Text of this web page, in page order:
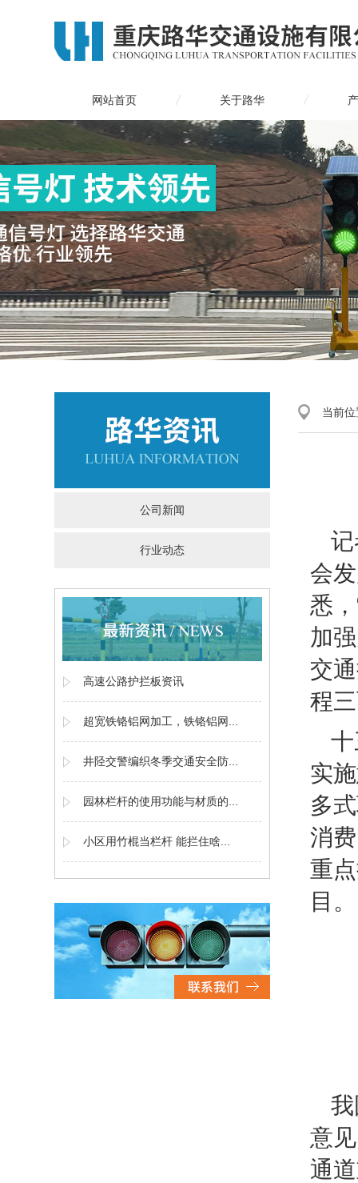
网站首页 关于路华
公司新闻
行业动态
高速公路护拦板资讯
超宽铁铬铝网加工，铁铬铝网...
井陉交警编织冬季交通安全防...
园林栏杆的使用功能与材质的...
小区用竹棍当栏杆 能拦住啥...
当前
会
悉
加
交
程
实
多
消
重
目。
意
通